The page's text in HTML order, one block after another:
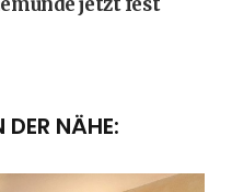
jetzt fest
DER NÄHE: